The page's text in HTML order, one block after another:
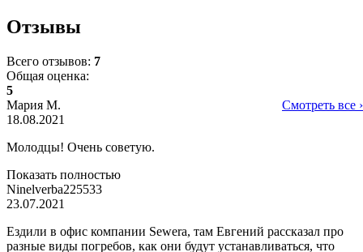
Отзывы
Всего отзывов: 7
Общая оценка:
5
Смотреть все ›
Мария М.
18.08.2021
Молодцы! Очень советую.
Показать полностью
Ninelverba225533
23.07.2021
Ездили в офис компании Sewera, там Евгений рассказал про
разные виды погребов, как они будут устанавливаться, что